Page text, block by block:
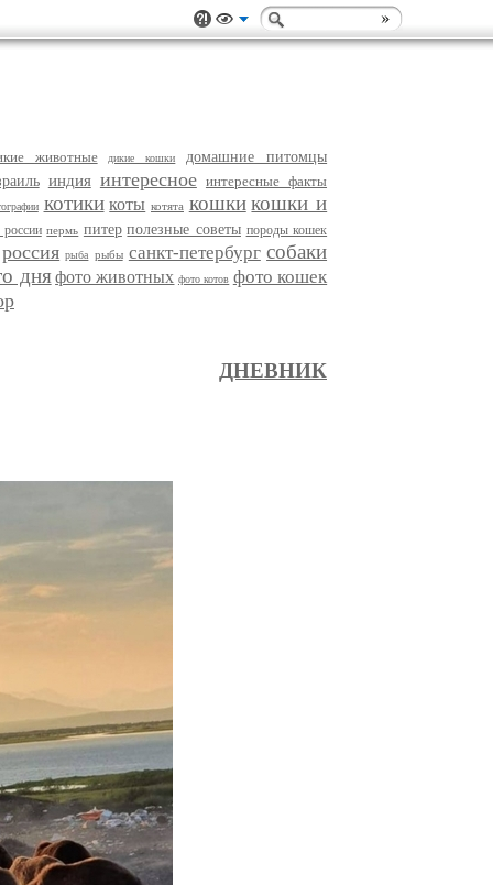
животные дикие кошки
домашние питомцы
индия интересное интересные факты
котики коты котята кошки кошки и
пермь питер полезные советы породы кошек
россия рыба рыбы санкт-петербург собаки
дня фото животных фото котов фото кошек
ДНЕВНИК